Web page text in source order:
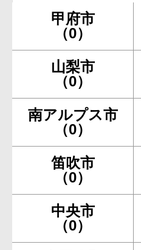
甲府市
（0）
山梨市
（0）
南アルプス市
（0）
笛吹市
（0）
中央市
（0）